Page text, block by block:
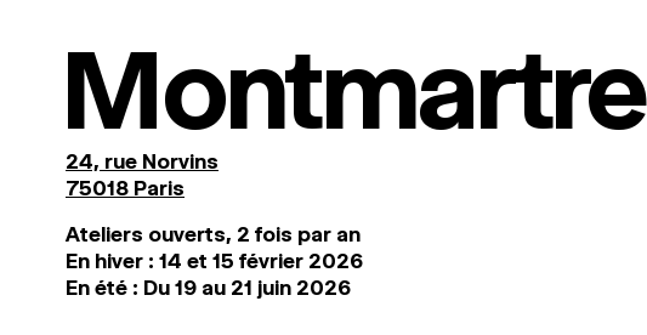
Montmartre
24, rue Norvins
75018 Paris
Ateliers ouverts, 2 fois par an
En hiver : 14 et 15 février 2026
En été : Du 19 au 21 juin 2026